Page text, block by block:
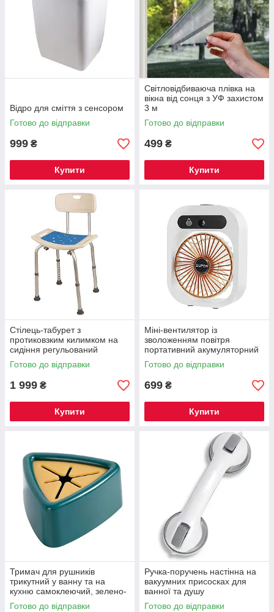
Відро для сміття з сенсором
Готово до відправки
999 ₴
Купити
Світловідбиваюча плівка на
вікна від сонця з УФ захистом
3 м
Готово до відправки
499 ₴
Купити
Стілець-табурет з
протиковзким килимком на
сидіння регульований
Готово до відправки
1 999 ₴
Купити
Міні-вентилятор із
зволоженням повітря
портативний акумуляторний
Готово до відправки
699 ₴
Купити
Тримач для рушників
трикутний у ванну та на
кухню самоклеючий, зелено-
помаранчевий
Готово до відправки
Ручка-поручень настінна на
вакуумних присосках для
ванної та душу
Готово до відправки